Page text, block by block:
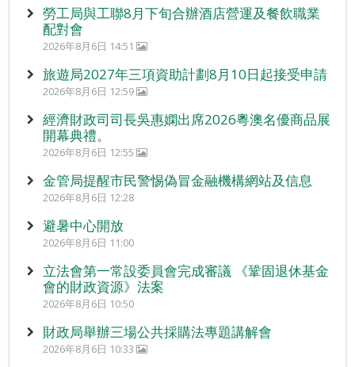
勞工局與工聯8月下旬合辦酒店營運及餐飲職業
配對會
2026年8月6日 14:51
旅遊局2027年三項資助計劃8月10日起接受申請
2026年8月6日 12:59
經濟財政司司長吳惠嫻出席2026粵澳名優商品展
開幕典禮。
2026年8月6日 12:55
金管局提醒市民警惕偽冒金融機構網站及信息
2026年8月6日 12:28
避暑中心開放
2026年8月6日 11:00
立法會第一常設委員會完成審議 《鞏固退休基金
會的財政資源》法案
2026年8月6日 10:50
財政局舉辦三場公共採購法專題講解會
2026年8月6日 10:33